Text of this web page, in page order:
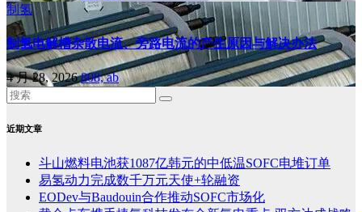
制氢
制氢电解槽杂散电流、旁路电流的产生原因与解决办法
4 月 28, 2026808, ab
近期文章
斗山燃料电池获1087亿韩元的中低温SOFC电堆订单
易氢动力完成数千万元天使+轮融资
EODev与Baudouin合作推动SOFC市场化